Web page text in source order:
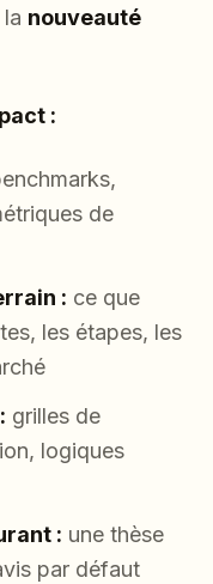
nouveauté
:
de
: ce que
les étapes, les
grilles de
logiques
: une thèse
par défaut